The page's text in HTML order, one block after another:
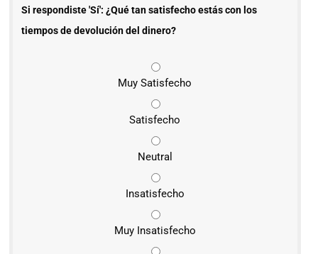
Si respondiste 'Sí': ¿Qué tan satisfecho estás con los
tiempos de devolución del dinero?
Muy Satisfecho
Satisfecho
Neutral
Insatisfecho
Muy Insatisfecho